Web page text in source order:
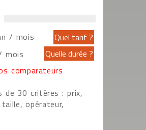
/ mois
mois
comparateurs
de 30 critères : prix,
opérateur,